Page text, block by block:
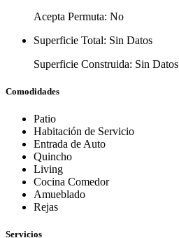
Acepta Permuta: No
Superficie Total: Sin Datos
Superficie Construida: Sin Datos
Comodidades
Patio
Habitación de Servicio
Entrada de Auto
Quincho
Living
Cocina Comedor
Amueblado
Rejas
Servicios